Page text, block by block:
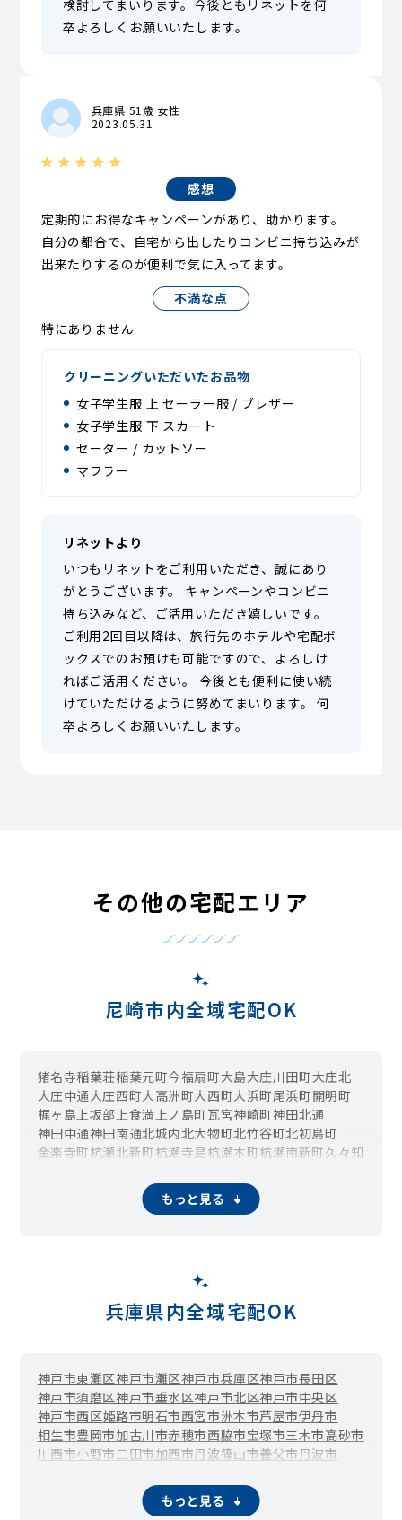
検討してまいります。今後ともリネットを何
卒よろしくお願いいたします。
兵庫県 51歳 女性
2023.05.31
感想
定期的にお得なキャンペーンがあり、助かります。
自分の都合で、自宅から出したりコンビニ持ち込みが
出来たりするのが便利で気に入ってます。
不満な点
特にありません
クリーニングいただいたお品物
女子学生服 上 セーラー服 / ブレザー
女子学生服 下 スカート
セーター / カットソー
マフラー
リネットより
いつもリネットをご利用いただき、誠にあり
がとうございます。 キャンペーンやコンビニ
持ち込みなど、ご活用いただき嬉しいです。
ご利用2回目以降は、旅行先のホテルや宅配ボ
ックスでのお預けも可能ですので、よろしけ
ればご活用ください。 今後とも便利に使い続
けていただけるように努めてまいります。 何
卒よろしくお願いいたします。
その他の宅配エリア
尼崎市内全域宅配OK
猪名寺稲葉荘稲葉元町今福扇町大島大庄川田町大庄北
大庄中通大庄西町大高洲町大西町大浜町尾浜町開明町
梶ヶ島 上坂部 上食満 上ノ島町瓦宮神崎町神田北通
神田中通神田南通北城内北大物町北竹谷町北初島町
金楽寺町杭瀬北新町杭瀬寺島杭瀬本町杭瀬南新町久々知
三反田町潮江汐町椎堂下食満
水明町末広町崇徳院 善法寺町
西昆陽西桜木町
西長洲町西難波町西本町西本町北通
西向島町額田町浜浜田町東海岸町東桜木町
扶桑町船出法界寺丸島町水堂町御園御園町南清水南城内
南竹谷町南塚口町南七松町南初島町南武庫之荘宮内町
武庫川町武庫が丘武庫町武庫の里武庫之荘武庫之荘西
武庫之荘東武庫之荘本町武庫豊町武庫元町名神町元浜町
弥生ケ丘蓬川町
もっと見る
兵庫県内全域宅配OK
神戸市東灘区神戸市灘区神戸市兵庫区神戸市長田区
神戸市須磨区神戸市垂水区神戸市北区神戸市中央区
神戸市西区姫路市明石市西宮市洲本市芦屋市伊丹市
相生市豊岡市加古川市赤穂市西脇市宝塚市三木市高砂市
川西市小野市 三田市加西市丹波篠山市養父市丹波市
播磨町市川町福崎町神河町
新温泉町
もっと見る